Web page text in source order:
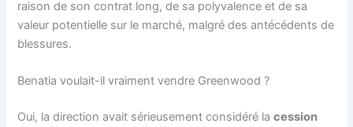
raison de son contrat long, de sa polyvalence et de sa
valeur potentielle sur le marché, malgré des antécédents de
blessures.
Benatia voulait-il vraiment vendre Greenwood ?
Oui, la direction avait sérieusement considéré lacession